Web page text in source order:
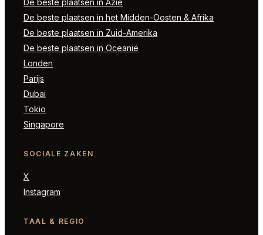
De beste plaatsen in het Midden-Oosten & Afrika
De beste plaatsen in Zuid-Amerika
De beste plaatsen in Oceanië
Londen
Parijs
Dubai
Tokio
Singapore
SOCIALE ZAKEN
X
Instagram
TAAL & REGIO